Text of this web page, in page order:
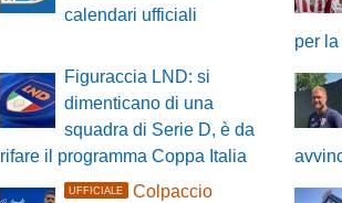
calendari ufficiali
per
Figuraccia LND: si
dimenticano di una
squadra di Serie D, è da
rifare il programma Coppa Italia
UFFICIALE
Colpaccio